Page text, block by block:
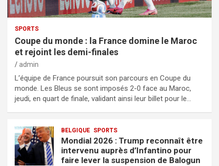
SPORTS
Coupe du monde : la France domine le Maroc
et rejoint les demi-finales
admin
L’équipe de France poursuit son parcours en Coupe du
monde. Les Bleus se sont imposés 2-0 face au Maroc,
jeudi, en quart de finale, validant ainsi leur billet pour le…
BELGIQUE SPORTS
Mondial 2026 : Trump reconnaît être
intervenu auprès d’Infantino pour
faire lever la suspension de Balogun